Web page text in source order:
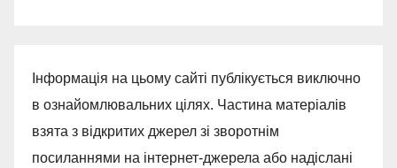
Інформація на цьому сайті публікується виключно
в ознайомлювальних цілях. Частина матеріалів
взята з відкритих джерел зі зворотнім
посиланнями на інтернет-джерела або надіслані